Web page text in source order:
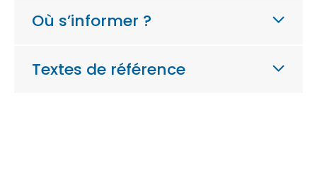
Où s’informer ?
Textes de référence